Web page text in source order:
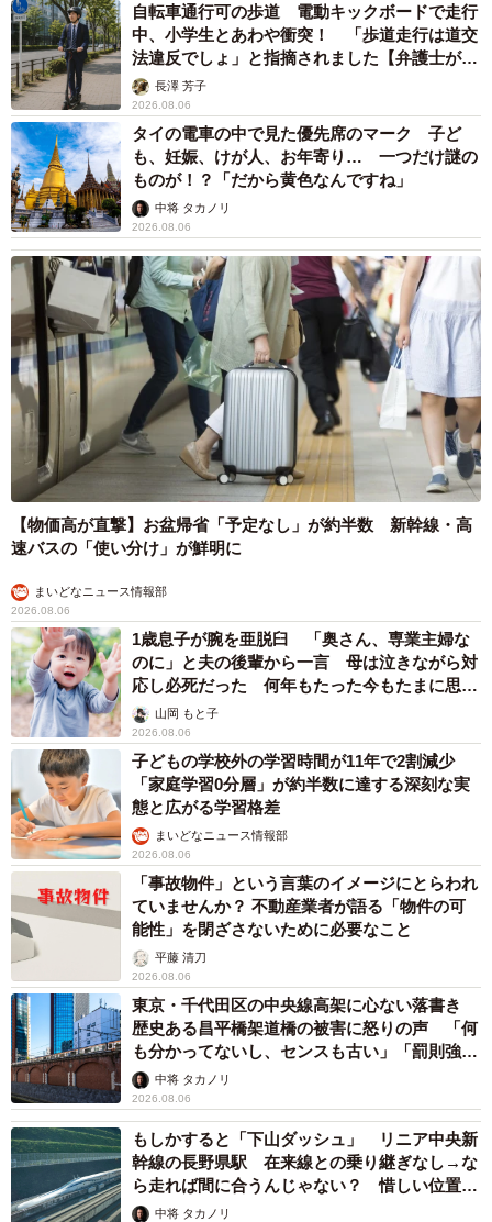
自転車通行可の歩道 電動キックボードで走行
中、小学生とあわや衝突！ 「歩道走行は道交
法違反でしょ」と指摘されました【弁護士が解
説】長澤 芳子
2026.08.06
タイの電車の中で見た優先席のマーク 子ど
も、妊娠、けが人、お年寄り… 一つだけ謎の
ものが！？「だから黄色なんですね」
中将 タカノリ
2026.08.06
【物価高が直撃】お盆帰省「予定なし」が約半数 新幹線・高
速バスの「使い分け」が鮮明に
まいどなニュース情報部
2026.08.06
1歳息子が腕を亜脱臼 「奥さん、専業主婦な
のに」と夫の後輩から一言 母は泣きながら対
応し必死だった 何年もたった今もたまに思い
出し…山岡 もと子
2026.08.06
子どもの学校外の学習時間が11年で2割減少
「家庭学習0分層」が約半数に達する深刻な実
態と広がる学習格差
まいどなニュース情報部
2026.08.06
「事故物件」という言葉のイメージにとらわれ
ていませんか？ 不動産業者が語る「物件の可
能性」を閉ざさないために必要なこと
平藤 清刀
2026.08.06
東京・千代田区の中央線高架に心ない落書き
歴史ある昌平橋架道橋の被害に怒りの声 「何
も分かってないし、センスも古い」「罰則強化
して」中将 タカノリ
2026.08.06
もしかすると「下山ダッシュ」 リニア中央新
幹線の長野県駅 在来線との乗り継ぎなし→な
ら走れば間に合うんじゃない？ 惜しい位置関
係が反響
中将 タカノリ